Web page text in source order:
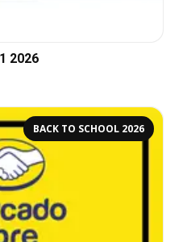
2026
BACK TO SCHOOL 2026